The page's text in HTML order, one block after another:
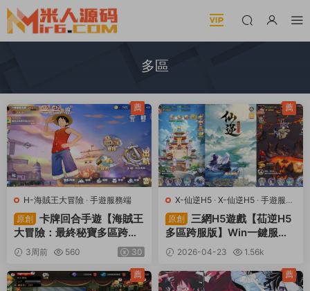
多區
H-海賊王大冒險 · 手遊服務端
原創
卡牌回合手遊【海賊王
大冒險：最終秘寶多區跨服
版】Linux手工服務端+管理
後台+CDK授權後台+安卓
+視頻架設教程
3周前 560 30
薦
X-仙逆H5 · X-仙逆H5 · 手遊服務
端· 頁遊服務端
原創
三網H5遊戲【苮逆H5
多區跨服版】Win一鍵服務
端+CDK授權後台+簡易安卓
+視頻架設教程
2026-04-23
1.56k
薦
薦 薦